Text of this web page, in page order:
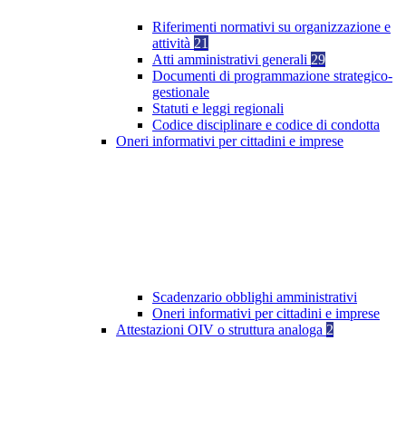
Riferimenti normativi su organizzazione e
attività 21
Atti amministrativi generali 29
Documenti di programmazione strategico-
gestionale
Statuti e leggi regionali
Codice disciplinare e codice di condotta
Oneri informativi per cittadini e imprese
Scadenzario obblighi amministrativi
Oneri informativi per cittadini e imprese
Attestazioni OIV o struttura analoga 2